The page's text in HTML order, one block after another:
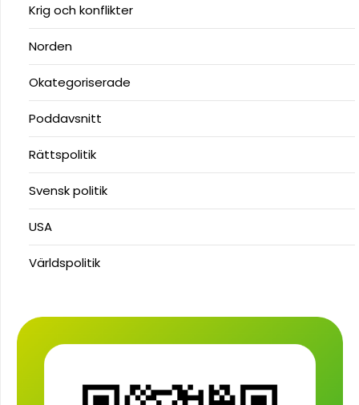
Krig och konflikter
Norden
Okategoriserade
Poddavsnitt
Rättspolitik
Svensk politik
USA
Världspolitik